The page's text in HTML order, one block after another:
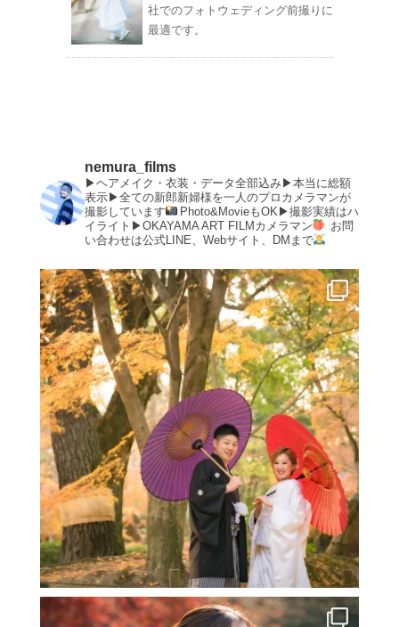
社でのフォトウェディング前撮りに
最適です。
nemura_films
▶︎ヘアメイク・衣装・データ全部込み▶︎本当に総額
表示▶︎全ての新郎新婦様を一人のプロカメラマンが
撮影しています
Photo&MovieもOK▶︎撮影実績はハ
イライト▶︎OKAYAMA ART FILMカメラマン
お問
い合わせは公式LINE、Webサイト、DMまで